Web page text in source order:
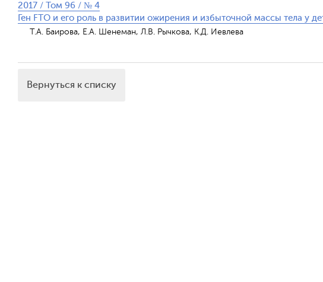
2017 / Том 96 / № 4
Ген FTO и его роль в развитии ожирения и избыточной массы тела у
Т.А. Баирова, Е.А. Шенеман, Л.В. Рычкова, К.Д. Иевлева
Вернуться к списку